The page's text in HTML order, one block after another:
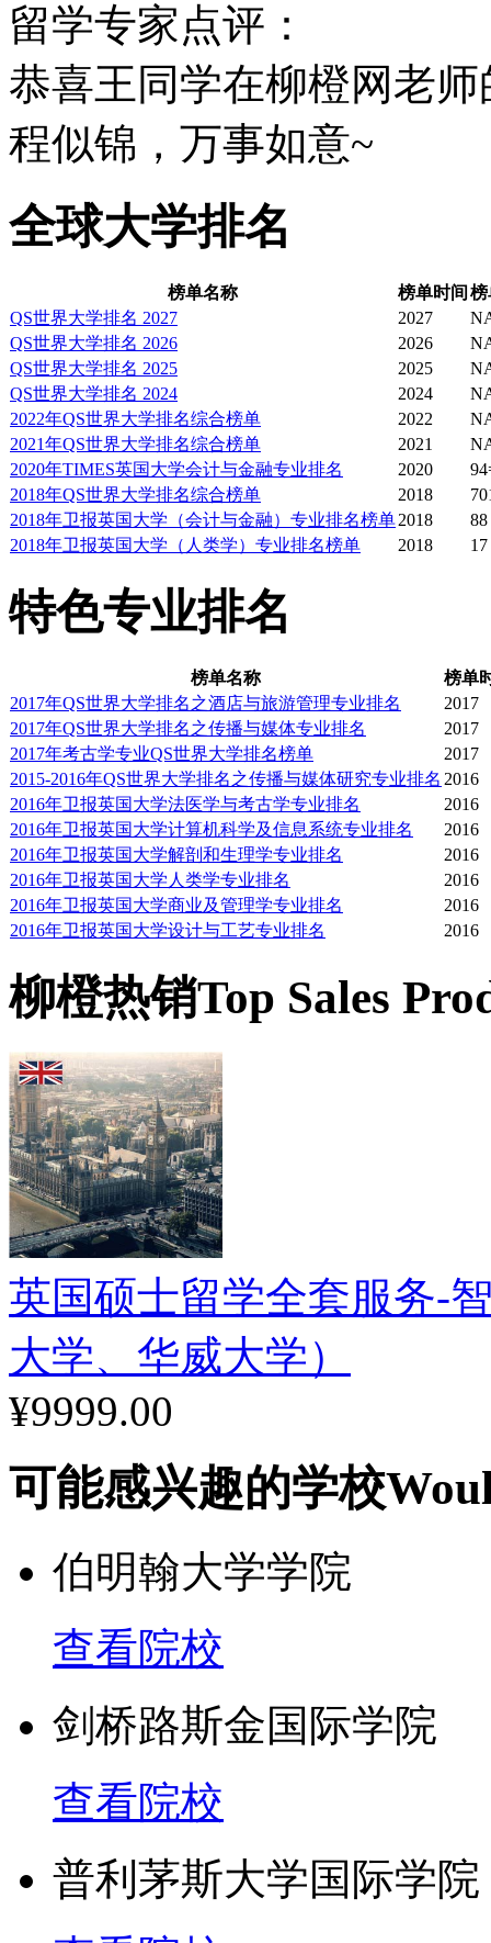
留学专家点评：
恭喜王同学在柳橙网老
程似锦，万事如意~
全球大学排名
榜单名称 榜单时间 榜
QS世界大学排名 2027
2027
QS世界大学排名 2026
2026
QS世界大学排名 2025
2025
QS世界大学排名 2024
2024
2022年QS世界大学排名综合榜单
2022
2021年QS世界大学排名综合榜单
2021
2020年TIMES英国大学会计与金融专业排名
2020
2018年QS世界大学排名综合榜单
2018
2018年卫报英国大学（会计与金融）专业排名榜单2018
88
2018年卫报英国大学（人类学）专业排名榜单
2018 17
特色专业排名
榜单名称
榜单
2017年QS世界大学排名之酒店与旅游管理专业排名
2017
2017年QS世界大学排名之传播与媒体专业排名
2017
2017年考古学专业QS世界大学排名榜单
2017
2015-2016年QS世界大学排名之传播与媒体研究专业排名 2016
2016年卫报英国大学法医学与考古学专业排名
2016
2016年卫报英国大学计算机科学及信息系统专业排名
2016
2016年卫报英国大学解剖和生理学专业排名
2016
2016年卫报英国大学人类学专业排名
2016
2016年卫报英国大学商业及管理学专业排名
2016
2016年卫报英国大学设计与工艺专业排名
2016
柳橙热销Top Sales
英国硕士留学全套服务-
大学、华威大学）
¥9999.00
可能感兴趣的学校
伯明翰大学学院
查看院校
剑桥路斯金国际学院
查看院校
普利茅斯大学国际学院